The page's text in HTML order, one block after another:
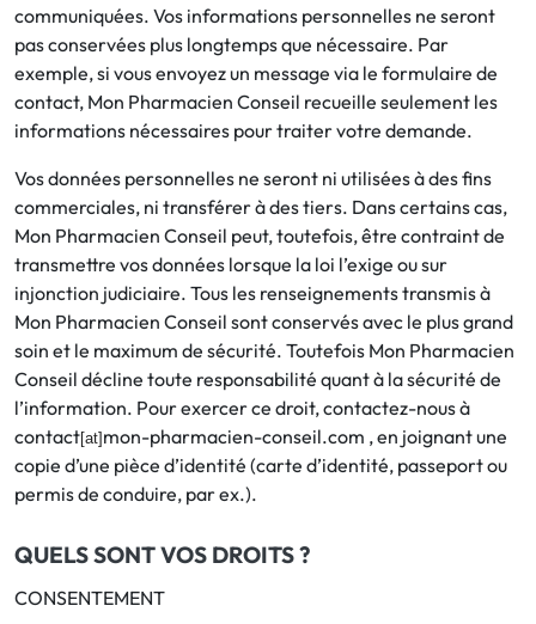
communiquées. Vos informations personnelles ne seront
pas conservées plus longtemps que nécessaire. Par
exemple, si vous envoyez un message via le formulaire de
contact, Mon Pharmacien Conseil recueille seulement les
informations nécessaires pour traiter votre demande.
Vos données personnelles ne seront ni utilisées à des fins
commerciales, ni transférer à des tiers. Dans certains cas,
Mon Pharmacien Conseil peut, toutefois, être contraint de
transmettre vos données lorsque la loi l’exige ou sur
injonction judiciaire. Tous les renseignements transmis à
Mon Pharmacien Conseil sont conservés avec le plus grand
soin et le maximum de sécurité. Toutefois Mon Pharmacien
Conseil décline toute responsabilité quant à la sécurité de
l’information. Pour exercer ce droit, contactez-nous à
contact[at] mon-pharmacien-conseil.com , en joignant une
copie d’une pièce d’identité (carte d’identité, passeport ou
permis de conduire, par ex.).
QUELS SONT VOS DROITS ?
CONSENTEMENT